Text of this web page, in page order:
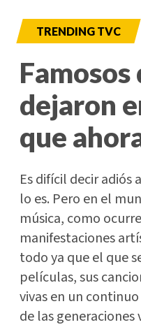
TRENDING TVC
Famosos
dejaron
que
Es difícil decir adiós
lo es. Pero en el
música, como
manifestaciones
todo ya que el que
películas, sus
vivas en un
de las generaciones